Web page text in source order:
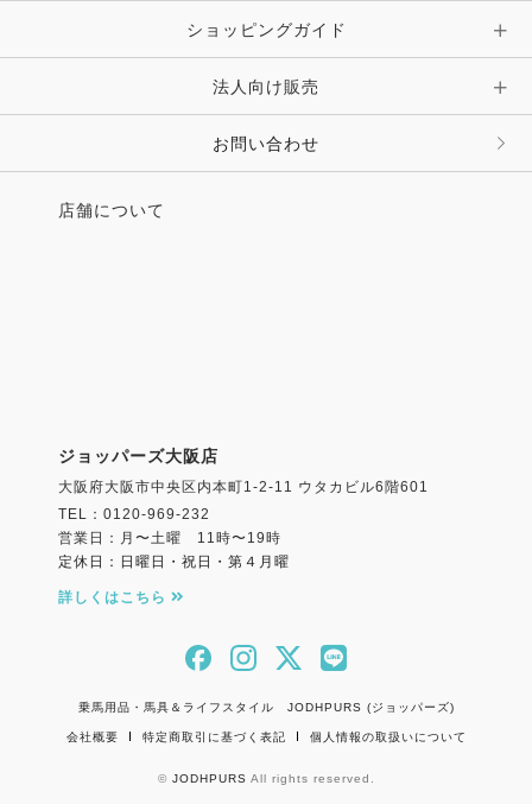
キーホルダー・チャーム・ストラップ
その他 ファッション雑貨
その他 アクセサリーショッピングガイド
法人向け販売
お問い合わせ
店舗について
ジョッパーズ大阪店
大阪府大阪市中央区内本町1-2-11 ウタカビル6階601
TEL：0120-969-232
営業日：月〜土曜 11時〜19時
定休日：日曜日・祝日・第４月曜
詳しくはこちら
乗馬用品・馬具＆ライフスタイル JODHPURS (ジョッパーズ)
会社概要 特定商取引に基づく表記 個人情報の取扱いについて
© JODHPURS All rights reserved.